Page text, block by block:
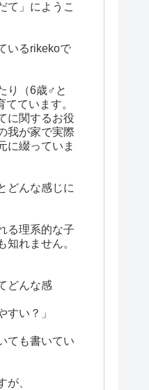
て」にようこ
いるrikekoで
り（6歳♂と
ています。
に関するお役
我が家で実際
に綴っていま
どんな感じに
る理系的な子
知れません。
どんな感
すい？」
ても書いてい
が、